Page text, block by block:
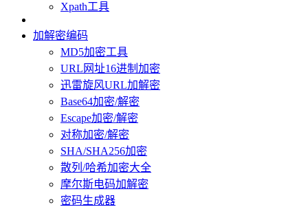
Xpath工具
加解密编码
MD5加密工具
URL网址16进制加密
迅雷旋风URL加解密
Base64加密/解密
Escape加密/解密
对称加密/解密
SHA/SHA256加密
散列/哈希加密大全
摩尔斯电码加解密
密码生成器